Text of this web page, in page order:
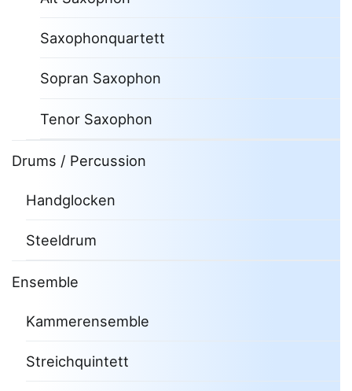
Saxophonquartett
Sopran Saxophon
Tenor Saxophon
Drums / Percussion
Handglocken
Steeldrum
Ensemble
Kammerensemble
Streichquintett